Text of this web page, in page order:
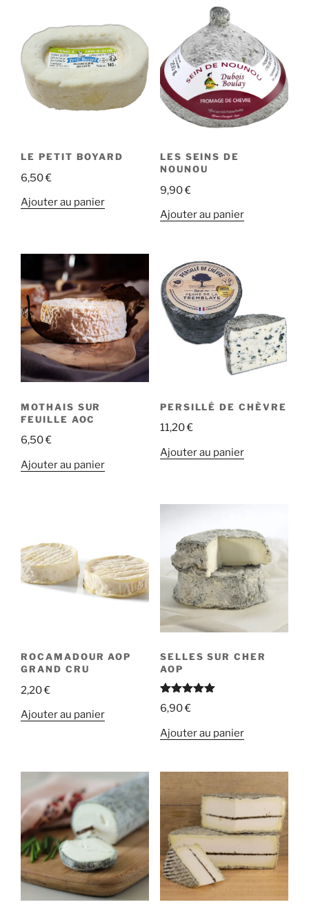
LE PETIT BOYARD
6,50€
Ajouter au panier
LES SEINS DE
NOUNOU
9,90€
Ajouter au panier
MOTHAIS SUR
FEUILLE AOC
6,50€
Ajouter au panier
PERSILLÉ DE CHÈVRE
11,20€
Ajouter au panier
ROCAMADOUR AOP
GRAND CRU
2,20€
Ajouter au panier
SELLES SUR CHER
AOP
Note 5.00
sur 5
6,90€
Ajouter au panier